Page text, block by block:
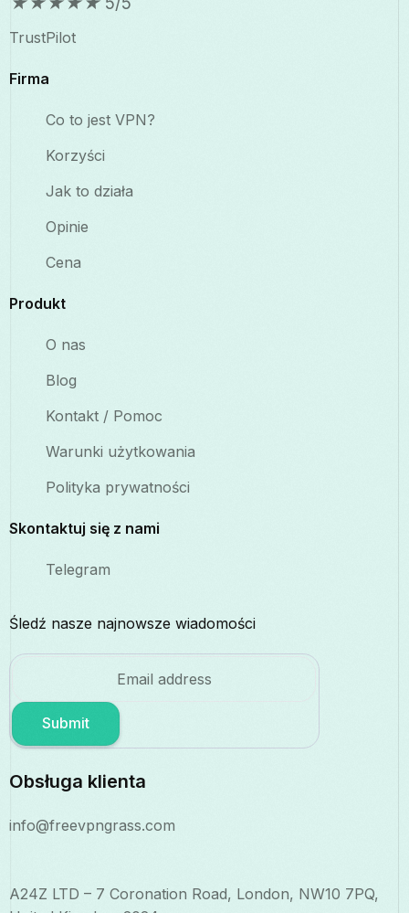
TrustPilot
Firma
Co to jest VPN?
Korzyści
Jak to działa
Opinie
Cena
Produkt
O nas
Blog
Kontakt / Pomoc
Warunki użytkowania
Polityka prywatności
Skontaktuj się z nami
Telegram
Śledź nasze najnowsze wiadomości
Submit
Obsługa klienta
info@freevpngrass.com
A24Z LTD – 7 Coronation Road, London, NW10 7PQ,